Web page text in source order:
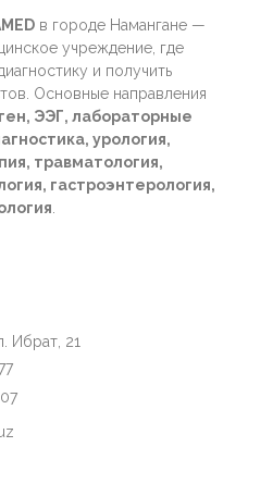
в городе Намангане —
учреждение, где
и получить
Основные направления
ЭЭГ, лабораторные
урология,
травматология,
гастроэнтерология,
Ибрат, 21